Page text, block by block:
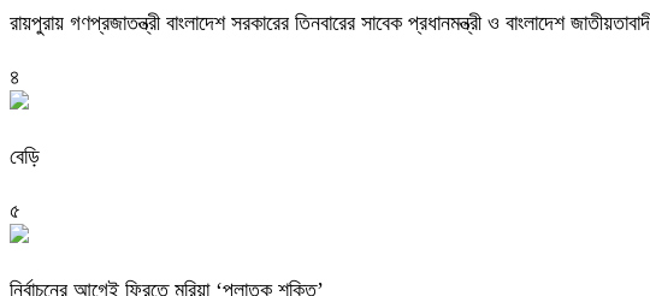
রায়পুরায় গণপ্রজাতন্ত্রী বাংলাদেশ সরকারের তিনবারের সাবেক প্রধানমন্ত্রী ও বাংলাদেশ
৪
বেড়ি
৫
নির্বাচনের আগেই ফিরতে মরিয়া ‘পলাতক শক্তি’